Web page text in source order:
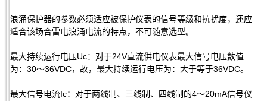
浪涌保护器的参数必须适应被保护仪表的信号等级和抗扰度，还应
适合该场合雷电浪涌电流的特点，不可随意选型。
最大持续运行电压Uc：对于24V直流供电仪表最大信号电压数值
为：30～36VDC，故，最大持续运行电压为：大于等于36VDC。
最大信号电流Ic：对于两线制、三线制、四线制的4～20mA信号仪